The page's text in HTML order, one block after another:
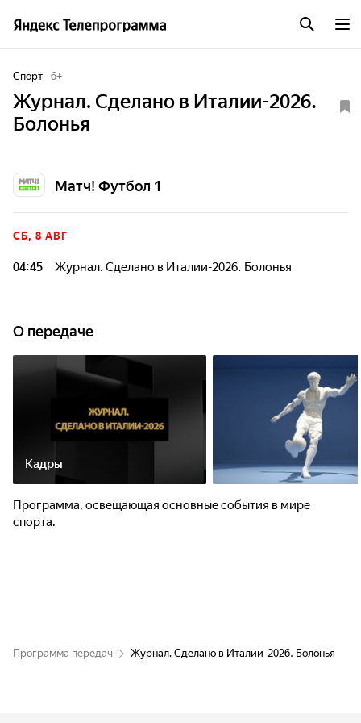
Спорт 6+
Журнал. Сделано в Италии-2026.
Болонья
Матч! Футбол 1
СБ, 8 АВГ
04:45 Журнал. Сделано в Италии-2026. Болонья
О передаче
Кадры
Программа, освещающая основные события в мире
спорта.
Программа передач Журнал. Сделано в Италии-2026. Болонья